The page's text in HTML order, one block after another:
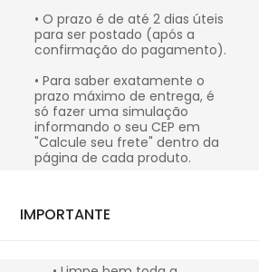
• O prazo é de até 2 dias úteis
para ser postado (após a
confirmação do pagamento).
• Para saber exatamente o
prazo máximo de entrega, é
só fazer uma simulação
informando o seu CEP em
"Calcule seu frete" dentro da
página de cada produto.
IMPORTANTE